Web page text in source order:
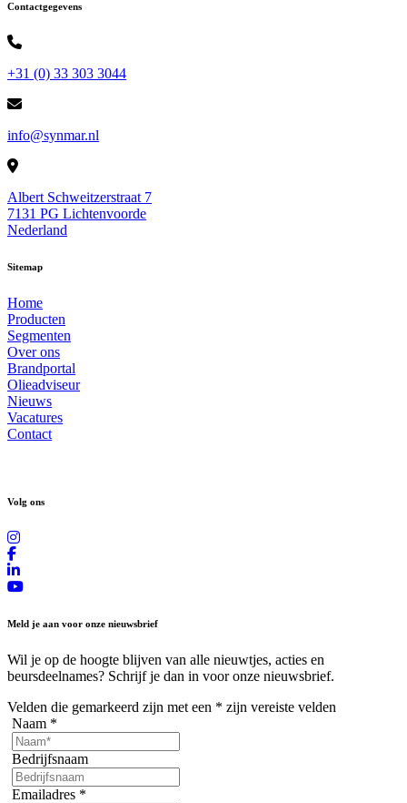
Contactgegevens
+31 (0) 33 303 3044
info@synmar.nl
Albert Schweitzerstraat 7
7131 PG Lichtenvoorde
Nederland
Sitemap
Home
Producten
Segmenten
Over ons
Brandportal
Olieadviseur
Nieuws
Vacatures
Contact
Volg ons
Meld je aan voor onze nieuwsbrief
Wil je op de hoogte blijven van alle nieuwtjes, acties en
beursdeelnames? Schrijf je dan in voor onze nieuwsbrief.
Velden die gemarkeerd zijn met een * zijn vereiste velden
Naam *
Bedrijfsnaam
Emailadres *